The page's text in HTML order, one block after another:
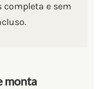
completa e sem
monta